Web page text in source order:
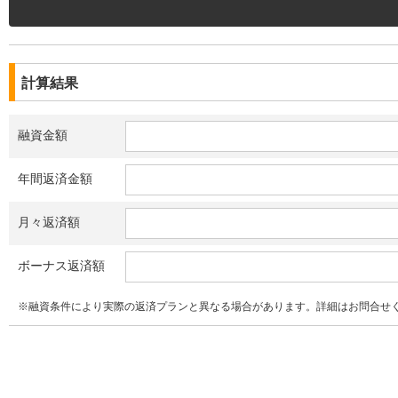
計算結果
融資金額
年間返済金額
月々返済額
ボーナス返済額
※融資条件により実際の返済プランと異なる場合があります。詳細はお問合せ